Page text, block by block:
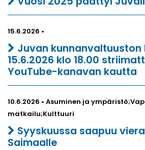
15.6.2026 •
Juvan kunnanvaltuuston
15.6.2026 klo 18.00
YouTube-kanavan kautta
10.6.2026 • Asuminen ja
matkailu;Kulttuuri
Syyskuussa saapuu
Saimaalle